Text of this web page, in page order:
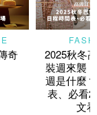
奇
2025秋冬
裝週來襲
週是什麼
表、必看
文